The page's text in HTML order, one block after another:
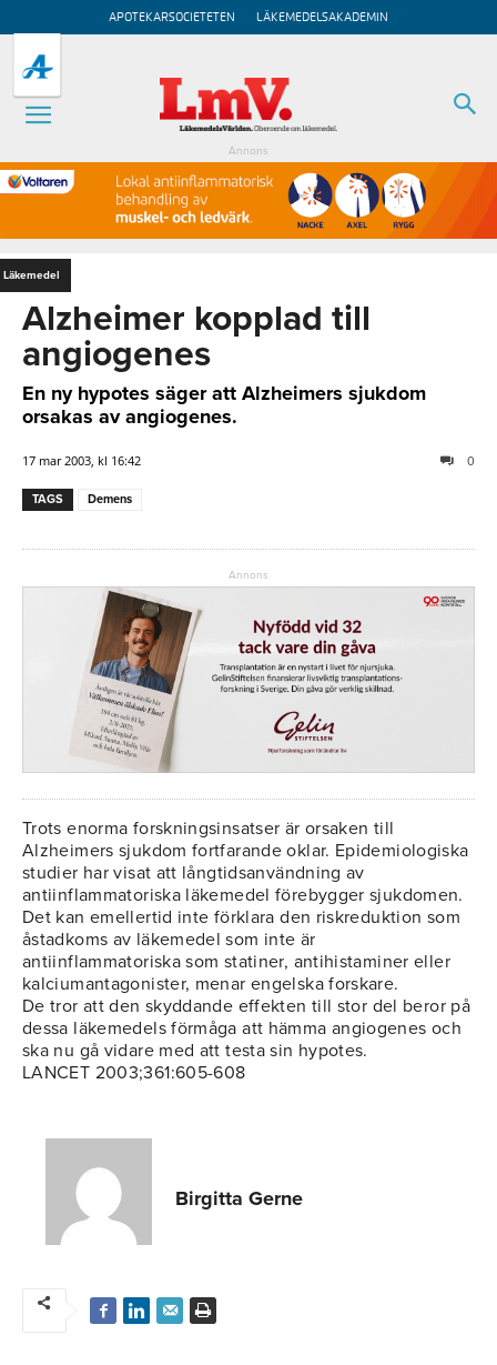
APOTEKARSOCIETETEN LÄKEMEDELSAKADEMIN
Annons
Läkemedel
Alzheimer kopplad till
angiogenes
En ny hypotes säger att Alzheimers sjukdom
orsakas av angiogenes.
17 mar 2003, kl 16:42 0
TAGS Demens
Annons
Trots enorma forskningsinsatser är orsaken till
Alzheimers sjukdom fortfarande oklar. Epidemiologiska
studier har visat att långtidsanvändning av
antiinflammatoriska läkemedel förebygger sjukdomen.
Det kan emellertid inte förklara den riskreduktion som
åstadkoms av läkemedel som inte är
antiinflammatoriska som statiner, antihistaminer eller
kalciumantagonister, menar engelska forskare.
De tror att den skyddande effekten till stor del beror på
dessa läkemedels förmåga att hämma angiogenes och
ska nu gå vidare med att testa sin hypotes.
LANCET 2003;361:605-608
Birgitta Gerne